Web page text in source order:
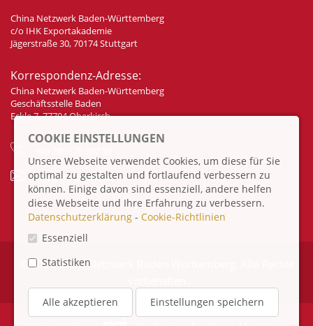
China Netzwerk Baden-Württemberg
c/o IHK Exportakademie
Jägerstraße 30, 70174 Stuttgart
Korrespondenz-Adresse:
China Netzwerk Baden-Württemberg
Geschäftsstelle Baden
Eckle 7, 77704 Oberkirch
info@china-bw.net
© 2026 China Netzwerk Baden-Württemberg. Alle Rechte
COOKIE EINSTELLUNGEN
Unsere Webseite verwendet Cookies, um diese für Sie
optimal zu gestalten und fortlaufend verbessern zu
können. Einige davon sind essenziell, andere helfen
diese Webseite und Ihre Erfahrung zu verbessern.
Datenschutzerklärung - Cookie-Richtlinien
Essenziell
Statistiken
Alle akzeptieren Einstellungen speichern